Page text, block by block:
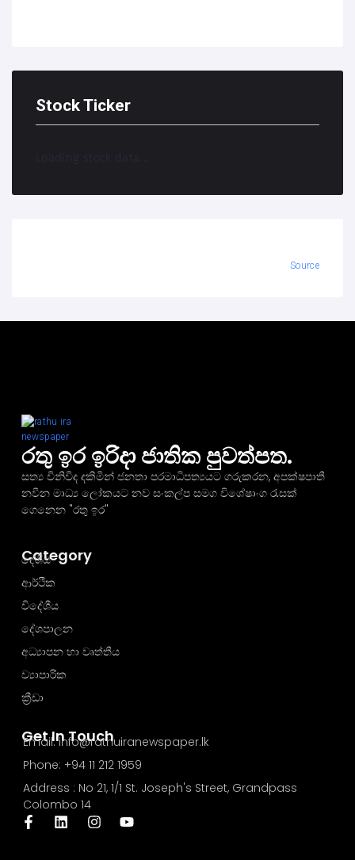
Stock Ticker
Loading stock data...
Source
රතු ඉර ඉරිදා ජාතික පුවත්පත.
සත්‍ය විනිවිද දකිමින් ජනතා පරමාධිපත්‍යයට ගරුකරන, අපක්ෂපාතී
නවීන මාධ්‍ය ලෝකයට නව සංකල්ප සමග විශේෂාංග රැසක්
ගෙනෙන "රතු ඉර"
Get In Touch
Email: info@rathuiranewspaper.lk
Phone: +94 11 212 1959
Address : No 21, 1/1 St. Joseph's Street, Grandpass
Colombo 14
Category
දේශීය
ආර්ථික
විදේශීය
දේශපාලන
අධ්‍යාපන හා වෘත්තීය
ව්‍යාපාරික
ක්‍රීඩා